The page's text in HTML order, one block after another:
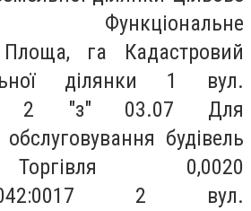
Функціональне
Площа, га Кадастровий
ділянки 1 вул.
2 "з" 03.07 Для
будівель
0,0020
2 вул.